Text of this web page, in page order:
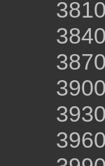
3810
3840
3870
3900
3930
3960